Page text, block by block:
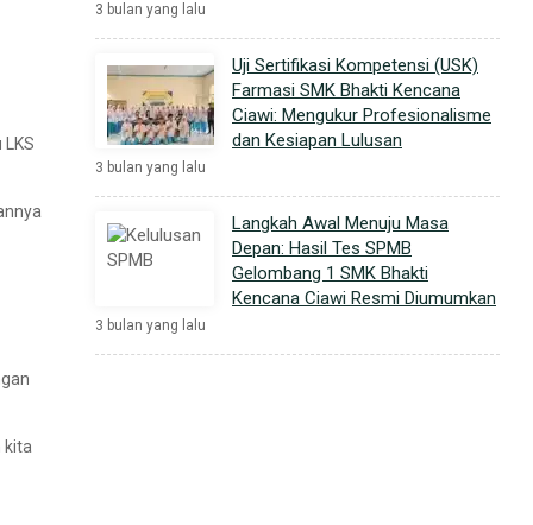
kita
3 bulan yang lalu
Uji Sertifikasi Kompetensi (USK)
Farmasi SMK Bhakti Kencana
Ciawi: Mengukur Profesionalisme
dan Kesiapan Lulusan
3 bulan yang lalu
Langkah Awal Menuju Masa
Depan: Hasil Tes SPMB
Gelombang 1 SMK Bhakti
Kencana Ciawi Resmi Diumumkan
3 bulan yang lalu